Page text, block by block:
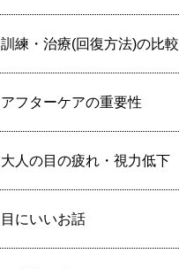
訓練・治療(回復方法)の比較
アフターケアの重要性
大人の目の疲れ・視力低下
目にいいお話